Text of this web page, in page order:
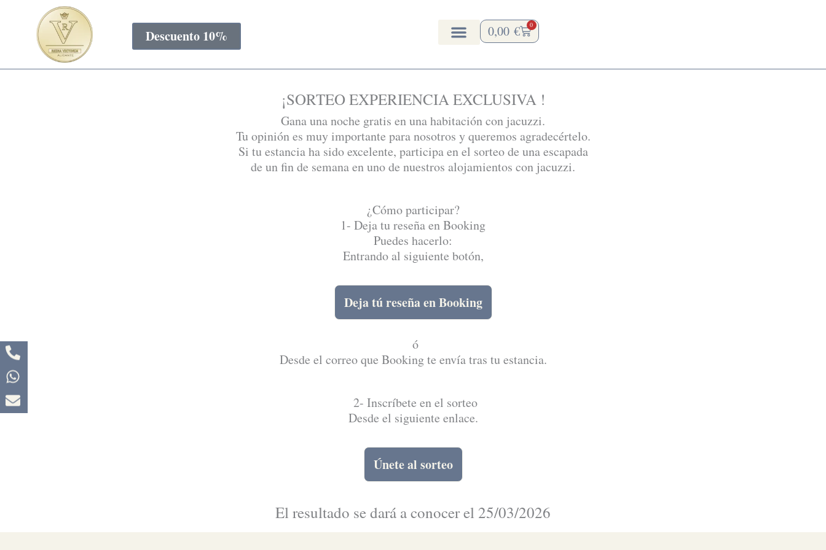
contenido
Descuento 10% 0,00 € 0
Carrito
¡SORTEO EXPERIENCIA EXCLUSIVA !
Gana una noche gratis en una habitación con jacuzzi.
Tu opinión es muy importante para nosotros y queremos agradecértelo.
Si tu estancia ha sido excelente, participa en el sorteo de una escapada
de un fin de semana en uno de nuestros alojamientos con jacuzzi.
¿Cómo participar?
1- Deja tu reseña en Booking
Puedes hacerlo:
Entrando al siguiente botón,
Deja tú reseña en Booking
ó
Desde el correo que Booking te envía tras tu estancia.
2- Inscríbete en el sorteo
Desde el siguiente enlace.
Únete al sorteo
El resultado se dará a conocer el 25/03/2026